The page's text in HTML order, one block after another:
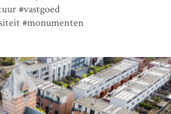
#vastgoed
#monumenten